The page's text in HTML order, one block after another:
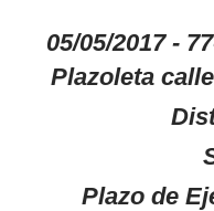
05/05/2017 -
Plazoleta
Plazo de